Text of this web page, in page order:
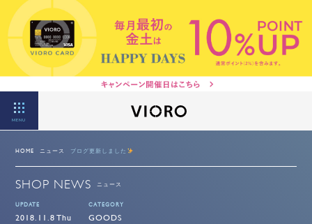
MENU
HOME ニュース ブログ更新しました
SHOP NEWS ニュース
UPDATE
2018.11.8 Thu
CATEGORY
GOODS